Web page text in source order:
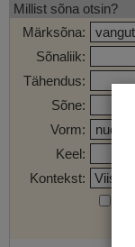
Millist sõna otsin?
Märksõna:
Sõnaliik:
Tähendus:
Sõne:
Vorm:
Keel:
Kontekst: